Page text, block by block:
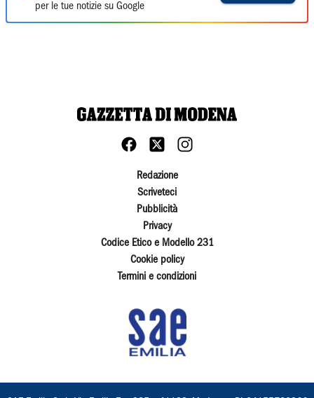
per le tue notizie su Google
Redazione
Scriveteci
Pubblicità
Privacy
Codice Etico e Modello 231
Cookie policy
Termini e condizioni